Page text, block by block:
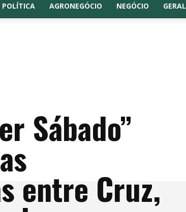
POLÍTICA AGRONEGÓCIO NEGÓCIO GERAL
Sábado”
entre Cruz,